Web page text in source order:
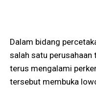
Dalam bidang
salah satu perusahaan
terus mengalami
tersebut membuka